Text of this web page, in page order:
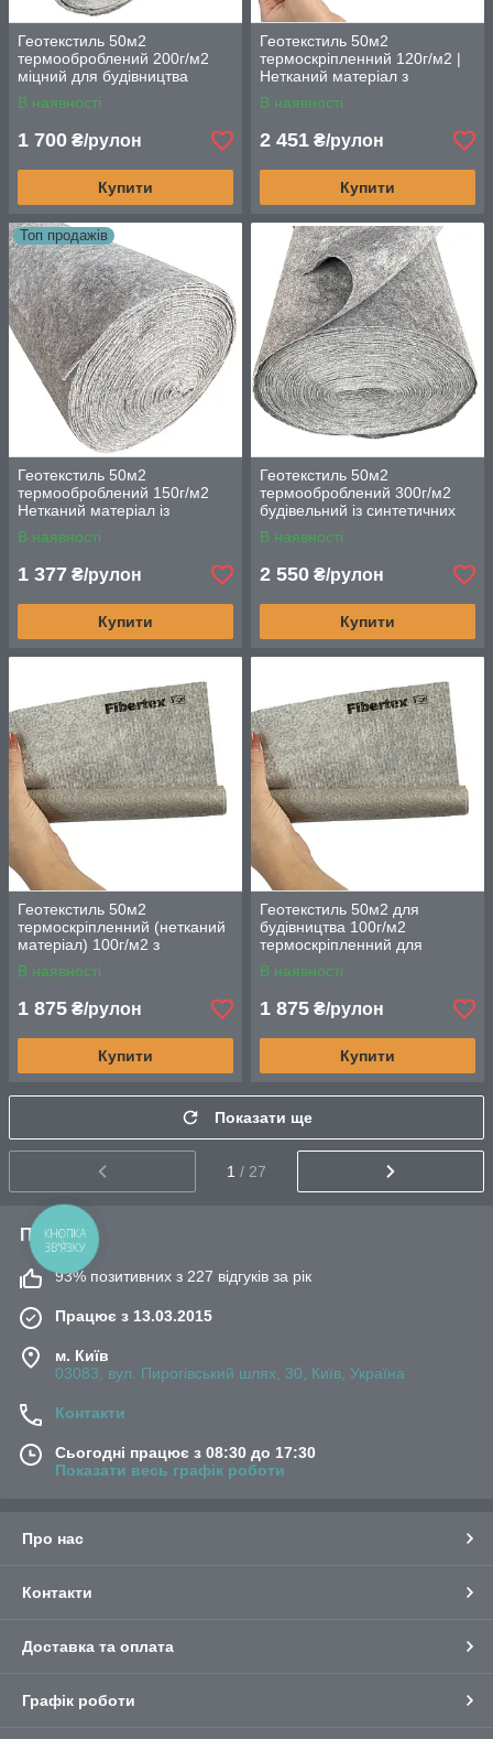
Геотекстиль 50м2
термооброблений 200г/м2
міцний для будівництва
В наявності
1 700 ₴/рулон
Купити
Геотекстиль 50м2
термоскріпленний 120г/м2 |
Нетканий матеріал з
високоякісного поліпропілену
В наявності
2 451 ₴/рулон
Купити
Топ продажів
Геотекстиль 50м2
термооброблений 150г/м2
Нетканий матеріал із
синтетичних волокон
В наявності
1 377 ₴/рулон
Купити
Геотекстиль 50м2
термооброблений 300г/м2
будівельний із синтетичних
волокон
В наявності
2 550 ₴/рулон
Купити
Геотекстиль 50м2
термоскріпленний (нетканий
матеріал) 100г/м2 з
високоякісного поліпропілену
В наявності
1 875 ₴/рулон
Купити
Геотекстиль 50м2 для
будівництва 100г/м2
термоскріпленний для
дренажу та фільтрації
В наявності
1 875 ₴/рулон
Купити
Показати ще
1 / 27
Про нас
93% позитивних з 227 відгуків за рік
Працює з 13.03.2015
м. Київ
03083, вул. Пирогівський шлях, 30, Київ, Україна
Контакти
Сьогодні працює з 08:30 до 17:30
Показати весь графік роботи
Про нас
Контакти
Доставка та оплата
Графік роботи